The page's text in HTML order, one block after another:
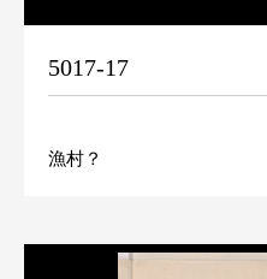
5017-17
漁村？